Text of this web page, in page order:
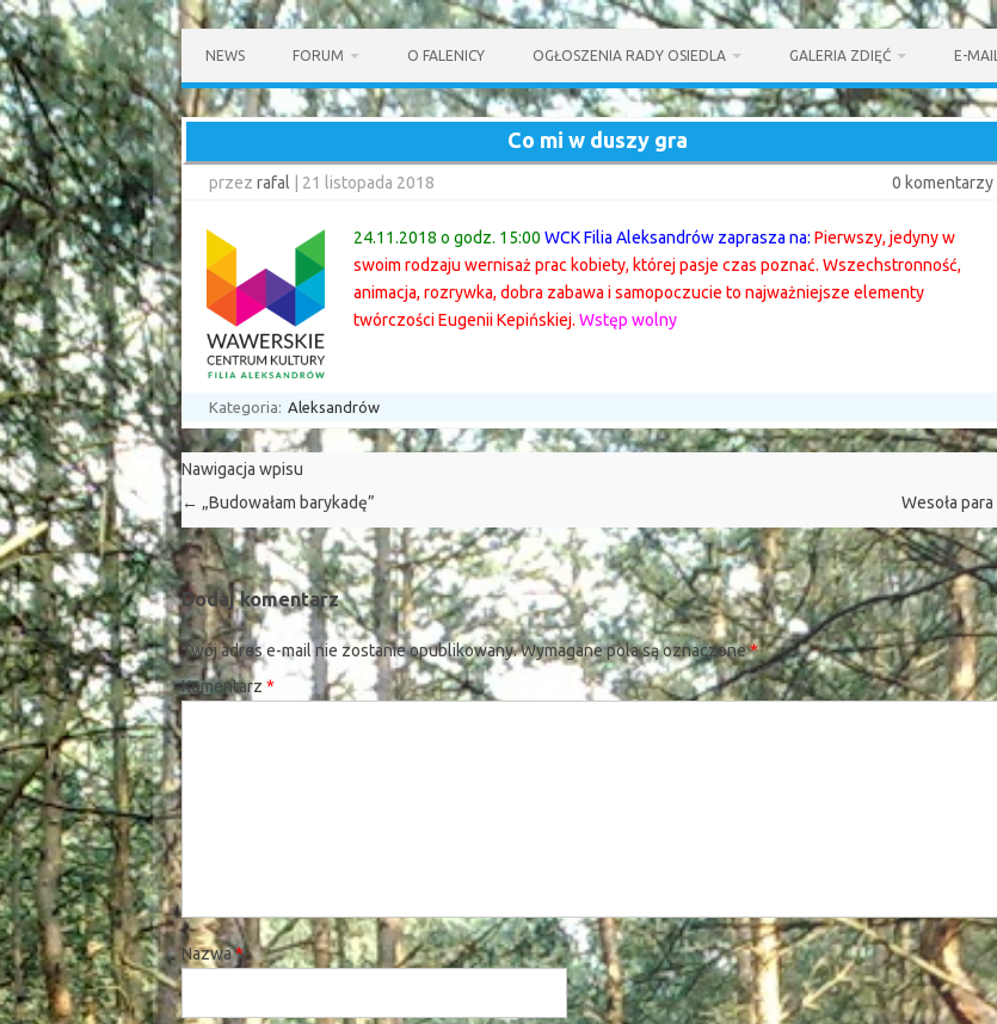
treści
NEWS FORUM O FALENICY OGŁOSZENIA RADY OSIEDLA GALERIA ZDIĘĆ E-MAIL
Co mi w duszy gra
przez rafal 21 listopada 2018 0 komentarzy
24.11.2018 o godz. 15:00 WCK Filia Aleksandrów zaprasza na: Pierwszy, jedyny w
swoim rodzaju wernisaż prac kobiety, której pasje czas poznać. Wszechstronność,
animacja, rozrywka, dobra zabawa i samopoczucie to najważniejsze elementy
twórczości Eugenii Kepińskiej. Wstęp wolny
Kategoria: Aleksandrów
Nawigacja wpisu
← „Budowałam barykadę” Wesoła para
Dodaj komentarz
Twój adres e-mail nie zostanie opublikowany.Wymagane pola są oznaczone*
Komentarz *
Nazwa*